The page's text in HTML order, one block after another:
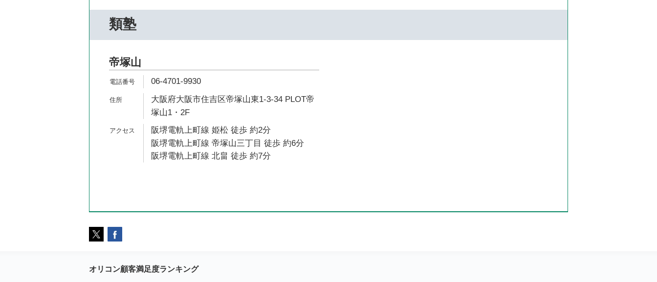
類塾
帝塚山
06-4701-9930
大阪府大阪市住吉区帝塚山東1-3-34 PLOT帝
塚山1・2F
阪堺電軌上町線 姫松 徒歩 約2分
阪堺電軌上町線 帝塚山三丁目 徒歩 約6分
阪堺電軌上町線 北畠 徒歩 約7分
オリコン顧客満足度ランキング